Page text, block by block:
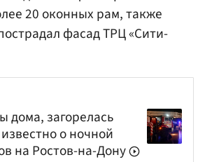
20 оконных рам, также
фасад ТРЦ «Сити-
дома, загорелась
о ночной
на Ростов-на-Дону